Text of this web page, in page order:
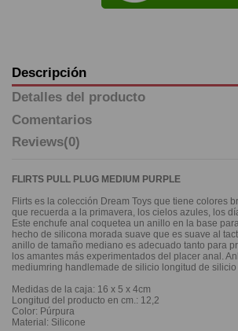
Descripción
Detalles del producto
Comentarios
Reviews(0)
FLIRTS PULL PLUG MEDIUM PURPLE
Flirts es la colección Dream Toys que tiene colores
que recuerda a la primavera, los cielos azules, los
Este enchufe anal coquetea un anillo en la base
hecho de silicona morada suave que es suave al
anillo de tamaño mediano es adecuado tanto para
los amantes más experimentados del placer anal.
mediumring handlemade de silicio longitud de silicio
Medidas de la caja: 16 x 5 x 4cm
Longitud del producto en cm.: 12,2
Color: Púrpura
Material: Silicone